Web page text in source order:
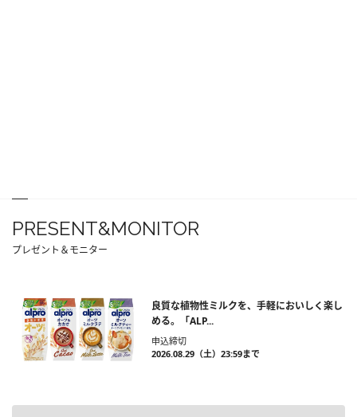
PRESENT&MONITOR
プレゼント＆モニター
良質な植物性ミルクを、手軽においしく楽し
める。「ALP...
申込締切
2026.08.29（土）23:59まで